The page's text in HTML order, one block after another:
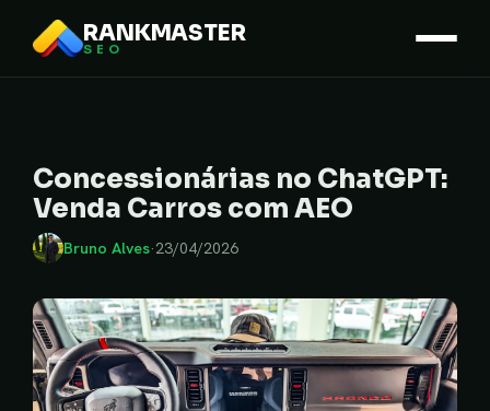
RANKMASTER
SEO
Concessionárias no ChatGPT:
Venda Carros com AEO
Bruno Alves·23/04/2026